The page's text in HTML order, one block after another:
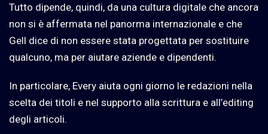
Tutto dipende, quindi, da una cultura digitale che ancora
non si è affermata nel panorma internazionale e che
Gell dice di non essere stata progettata per sostituire
qualcuno, ma per aiutare aziende e dipendenti.
In particolare, Every aiuta ogni giorno le redazioni nella
scelta dei titoli e nel supporto alla scrittura e all’editing
degli articoli.